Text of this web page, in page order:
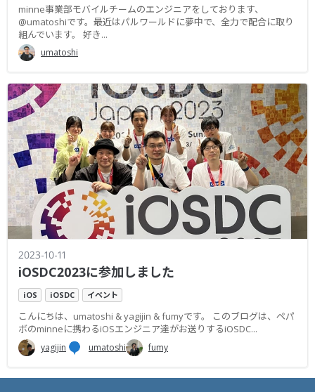
minne事業部モバイルチームのエンジニアをしております、
@umatoshiです。最近はパルワールドに夢中で、全力で配合に取り
組んでいます。 好き...
umatoshi
2023-10-11
iOSDC2023に参加しました
iOS iOSDC イベント
こんにちは、umatoshi & yagijin & fumyです。 このブログは、ペパ
ボのminneに携わるiOSエンジニア達がお送りするiOSDC...
yagijin umatoshi fumy